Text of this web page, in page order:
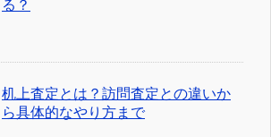
る？
机上査定とは？訪問査定との違いか
ら具体的なやり方まで